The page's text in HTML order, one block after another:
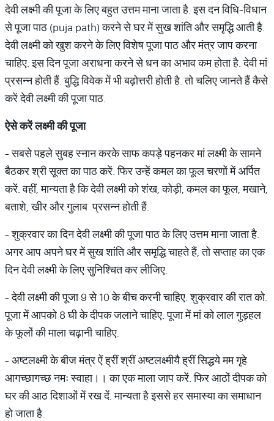
देवी लक्ष्मी की पूजा के लिए बहुत उत्तम माना जाता है. इस दन विधि-विधान
से पूजा पाठ (puja path) करने से घर में सुख शांति और समृद्धि आती है.
देवी लक्ष्मी को खुश करने के लिए विशेष पूजा पाठ और मंत्र जाप करना
चाहिए. इस दिन पूजा अराधना करने से धन का अभाव कम होता है. देवी मां
प्रसन्न होती हैं. बुद्धि विवेक में भी बढ़ोत्तरी होती है. तो चलिए जानते हैं कैसे
करें देवी लक्ष्मी की पूजा पाठ.
ऐसे करें लक्ष्मी की पूजा
- सबसे पहले सुबह स्नान करके साफ कपड़े पहनकर मां लक्ष्मी के सामने
बैठकर श्री सूक्त का पाठ करें. फिर उन्हें कमल का फूल चरणों में अर्पित
करें. वहीं, मान्यता है कि देवी लक्ष्मी को शंख, कोड़ी, कमल का फूल, मखाने,
बताशे, खीर और गुलाब प्रसन्न होती हैं.
- शुक्रवार का दिन देवी लक्ष्मी की पूजा पाठ के लिए उत्तम माना जाता है.
अगर आप अपने घर में सुख शांति और समृद्धि चाहते हैं, तो सप्ताह का एक
दिन देवी लक्ष्मी के लिए सुनिश्चित कर लीजिए.
- देवी लक्ष्मी की पूजा 9 से 10 के बीच करनी चाहिए. शुक्रवार की रात को.
पूजा में आपको 8 घी के दीपक जलाने चाहिए. पूजा में मां को लाल गुड़हल
के फूलों की माला चढ़ानी चाहिए.
- अष्टलक्ष्मी के बीज मंत्र ऐं ह्रीं श्रीं अष्टलक्ष्मीयै ह्रीं सिद्धये मम गृहे
आगच्छागच्छ नमः स्वाहा।। का एक माला जाप करें. फिर आठों दीपक को
घर की आठ दिशाओं में रख दें. मान्यता है इससे हर समास्या का समाधान
हो जाता है.